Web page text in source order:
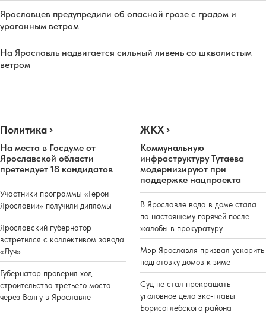
Ярославцев предупредили об опасной грозе с градом и
ураганным ветром
На Ярославль надвигается сильный ливень со шквалистым
ветром
Политика
На места в Госдуме от
Ярославской области
претендует 18 кандидатов
Участники программы «Герои
Ярославии» получили дипломы
Ярославский губернатор
встретился с коллективом завода
«Луч»
Губернатор проверил ход
строительства третьего моста
через Волгу в Ярославле
ЖКХ
Коммунальную
инфраструктуру Тутаева
модернизируют при
поддержке нацпроекта
В Ярославле вода в доме стала
по-настоящему горячей после
жалобы в прокуратуру
Мэр Ярославля призвал ускорить
подготовку домов к зиме
Суд не стал прекращать
уголовное дело экс-главы
Борисоглебского района